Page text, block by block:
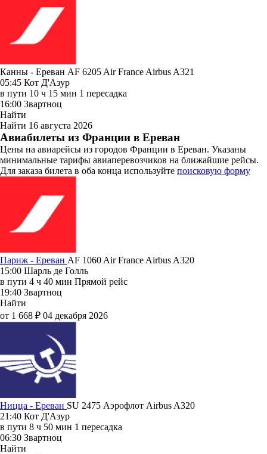
Канны - Ереван AF 6205 Air France Airbus A321
05:45 Кот Д'Азур
в пути 10 ч 15 мин 1 пересадка
16:00 Звартноц
Найти
Найти 16 августа 2026
Авиабилеты из Франции в Ереван
Цены на авиарейсы из городов Франции в Ереван. Указаны
минимальные тарифы авиаперевозчиков на ближайшие рейсы.
Для заказа билета в оба конца используйте поисковую форму
Париж - Ереван AF 1060 Air France Airbus A320
15:00 Шарль де Голль
в пути 4 ч 40 мин Прямой рейс
19:40 Звартноц
Найти
от 1 668 ₽ 04 декабря 2026
Ницца - Ереван SU 2475 Аэрофлот Airbus A320
21:40 Кот Д'Азур
в пути 8 ч 50 мин 1 пересадка
06:30 Звартноц
Найти